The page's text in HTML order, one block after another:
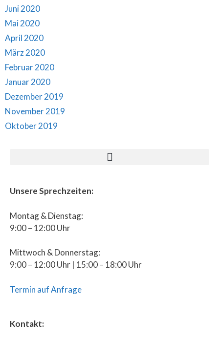
Juni 2020
Mai 2020
April 2020
März 2020
Februar 2020
Januar 2020
Dezember 2019
November 2019
Oktober 2019
Unsere Sprechzeiten:
Montag & Dienstag:
9:00 – 12:00 Uhr
Mittwoch & Donnerstag:
9:00 – 12:00 Uhr | 15:00 – 18:00 Uhr
Termin auf Anfrage
Kontakt: